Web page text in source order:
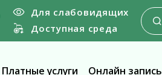
Для слабовидящих
Доступная среда
Платные услуги Онлайн запись